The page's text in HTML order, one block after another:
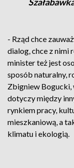
- Rząd chce
dialog, chce z nimi
minister też jest
sposób naturalny,
Zbigniew Bogucki,
dotyczy między
rynkiem pracy,
mieszkaniową, a
klimatu i ekologią.